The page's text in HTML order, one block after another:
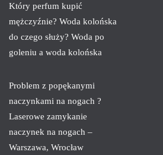
Który perfum kupić
mężczyźnie? Woda kolońska
do czego służy? Woda po
goleniu a woda kolońska
Problem z popękanymi
naczynkami na nogach ?
Laserowe zamykanie
naczynek na nogach –
Warszawa, Wrocław